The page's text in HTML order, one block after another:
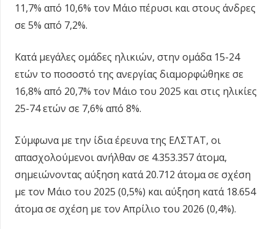
11,7% από 10,6% τον Μάιο πέρυσι και στους άνδρες
σε 5% από 7,2%.
Κατά μεγάλες ομάδες ηλικιών, στην ομάδα 15-24
ετών το ποσοστό της ανεργίας διαμορφώθηκε σε
16,8% από 20,7% τον Μάιο του 2025 και στις ηλικίες
25-74 ετών σε 7,6% από 8%.
Σύμφωνα με την ίδια έρευνα της ΕΛΣΤΑΤ, οι
απασχολούμενοι ανήλθαν σε 4.353.357 άτομα,
σημειώνοντας αύξηση κατά 20.712 άτομα σε σχέση
με τον Μάιο του 2025 (0,5%) και αύξηση κατά 18.654
άτομα σε σχέση με τον Απρίλιο του 2026 (0,4%).